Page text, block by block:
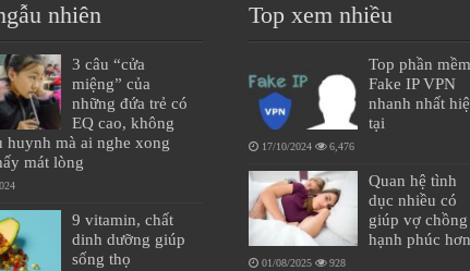
nhiên
3 câu “cửa
miệng” của
những đứa trẻ có
EQ cao, không
huynh mà ai nghe xong
mát lòng
9 vitamin, chất
dinh dưỡng giúp
sống thọ
Top xem nhiều
Top phần mềm
Fake IP VPN
nhanh nhất
tại
17/10/2024 6,476
Quan hệ tình
dục nhiều có
giúp vợ chồng
hạnh phúc
01/08/2025 928